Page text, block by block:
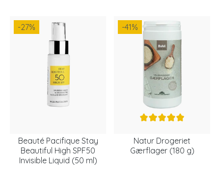
-27%
Beauté Pacifique Stay
Beautiful High SPF50
Invisible Liquid (50 ml)
-41%
Natur Drogeriet
Gærflager (180 g)